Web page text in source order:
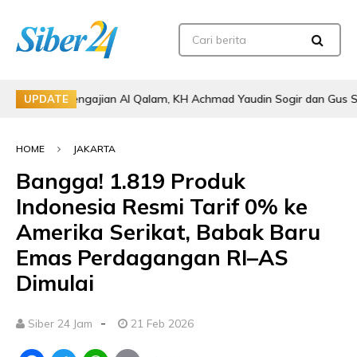
UPDATE
Pengajian Al Qalam, KH Achmad Yaudin Sogir dan Gus Sholeh
HOME JAKARTA
Bangga! 1.819 Produk
Indonesia Resmi Tarif 0% ke
Amerika Serikat, Babak Baru
Emas Perdagangan RI–AS
Dimulai
Siber 24 Jam - 21 Feb 2026